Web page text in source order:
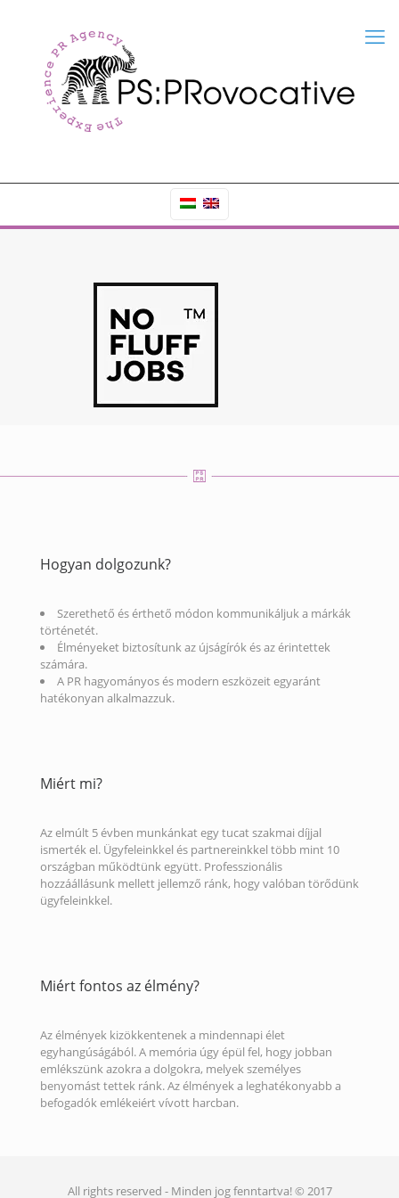
Hogyan dolgozunk?
Szerethető és érthető módon kommunikáljuk a márkák
történetét.
Élményeket biztosítunk az újságírók és az érintettek
számára.
A PR hagyományos és modern eszközeit egyaránt
hatékonyan alkalmazzuk.
Miért mi?
Az elmúlt 5 évben munkánkat egy tucat szakmai díjjal
ismerték el. Ügyfeleinkkel és partnereinkkel több mint 10
országban működtünk együtt. Professzionális
hozzáállásunk mellett jellemző ránk, hogy valóban törődünk
ügyfeleinkkel.
Miért fontos az élmény?
Az élmények kizökkentenek a mindennapi élet
egyhangúságából. A memória úgy épül fel, hogy jobban
emlékszünk azokra a dolgokra, melyek személyes
benyomást tettek ránk. Az élmények a leghatékonyabb a
befogadók emlékeiért vívott harcban.
All rights reserved - Minden jog fenntartva! © 2017